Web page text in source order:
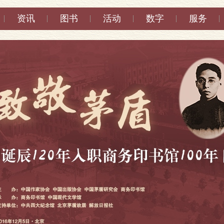
资讯 图书 活动 数字 服务